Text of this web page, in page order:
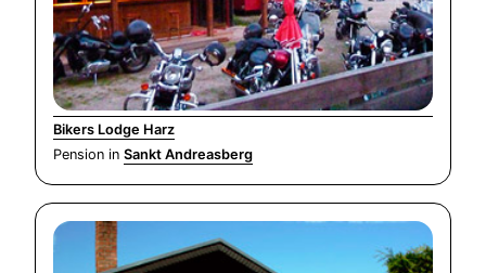
Bikers Lodge Harz
Pension in Sankt Andreasberg